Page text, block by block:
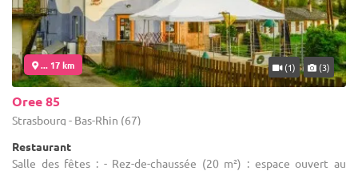
... 17 km (1) (3)
Oree 85
Strasbourg - Bas-Rhin (67)
Restaurant
Salle des fêtes : - Rez-de-chaussée (20 m²) : espace ouvert au